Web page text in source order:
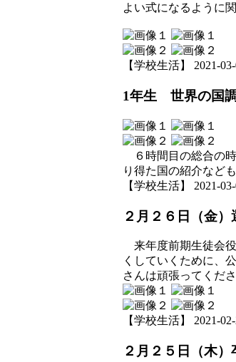
よい式になるように
【学校生活】 2021-
1年生 世界の国
６時間目の総合の
り得た国の紹介など
【学校生活】 2021-
２月２６日（金）
来年度前期生徒会
くしていくために、
さんは頑張ってくださ
【学校生活】 2021-
２月２５日（木